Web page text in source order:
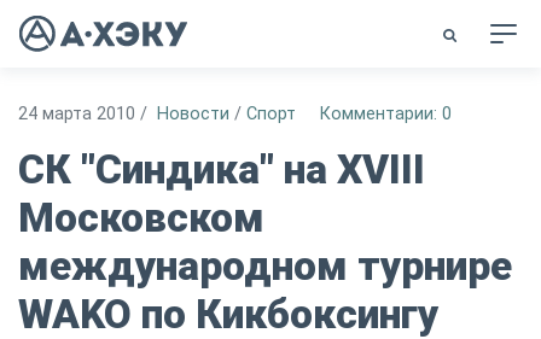
24 марта 2010 / Новости / Спорт Комментарии: 0
СК "Синдика" на XVIII
Московском
международном турнире
WAKO по Кикбоксингу